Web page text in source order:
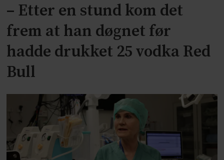
– Etter en stund kom det
frem at han døgnet før
hadde drukket 25 vodka Red
Bull